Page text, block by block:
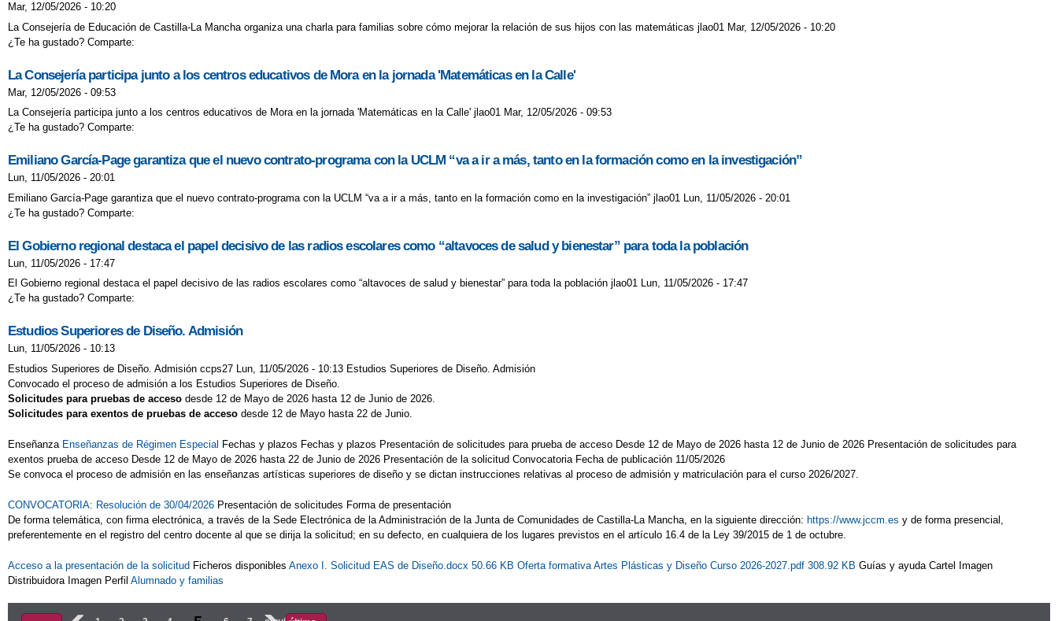
Mar, 12/05/2026 - 10:20
La Consejería de Educación de Castilla-La Mancha organiza una charla para familias sobre cómo mejorar la relación de sus hijos con las matemáticas jlao01 Mar, 12/05/2026 - 10:20
¿Te ha gustado? Comparte:
La Consejería participa junto a los centros educativos de Mora en la jornada 'Matemáticas en la Calle'
Mar, 12/05/2026 - 09:53
La Consejería participa junto a los centros educativos de Mora en la jornada 'Matemáticas en la Calle' jlao01 Mar, 12/05/2026 - 09:53
¿Te ha gustado? Comparte:
Emiliano García-Page garantiza que el nuevo contrato-programa con la UCLM “va a ir a más, tanto en la formación como en la investigación”
Lun, 11/05/2026 - 20:01
Emiliano García-Page garantiza que el nuevo contrato-programa con la UCLM “va a ir a más, tanto en la formación como en la investigación” jlao01 Lun, 11/05/2026 - 20:01
¿Te ha gustado? Comparte:
El Gobierno regional destaca el papel decisivo de las radios escolares como “altavoces de salud y bienestar” para toda la población
Lun, 11/05/2026 - 17:47
El Gobierno regional destaca el papel decisivo de las radios escolares como “altavoces de salud y bienestar” para toda la población jlao01 Lun, 11/05/2026 - 17:47
¿Te ha gustado? Comparte:
Estudios Superiores de Diseño. Admisión
Lun, 11/05/2026 - 10:13
Estudios Superiores de Diseño. Admisión ccps27 Lun, 11/05/2026 - 10:13 Estudios Superiores de Diseño. Admisión
Convocado el proceso de admisión a los Estudios Superiores de Diseño.
Solicitudes para pruebas de acceso desde 12 de Mayo de 2026 hasta 12 de Junio de 2026.
Solicitudes para exentos de pruebas de acceso desde 12 de Mayo hasta 22 de Junio.
Enseñanza Enseñanzas de Régimen Especial Fechas y plazos Fechas y plazos Presentación de solicitudes para prueba de acceso Desde 12 de Mayo de 2026 hasta 12 de Junio de 2026 Presentación de solicitudes para
exentos prueba de acceso Desde 12 de Mayo de 2026 hasta 22 de Junio de 2026 Presentación de la solicitud Convocatoria Fecha de publicación 11/05/2026
Se convoca el proceso de admisión en las enseñanzas artísticas superiores de diseño y se dictan instrucciones relativas al proceso de admisión y matriculación para el curso 2026/2027.
CONVOCATORIA: Resolución de 30/04/2026 Presentación de solicitudes Forma de presentación
De forma telemática, con firma electrónica, a través de la Sede Electrónica de la Administración de la Junta de Comunidades de Castilla-La Mancha, en la siguiente dirección: https://www.jccm.es y de forma presencial,
preferentemente en el registro del centro docente al que se dirija la solicitud; en su defecto, en cualquiera de los lugares previstos en el artículo 16.4 de la Ley 39/2015 de 1 de octubre.
Acceso a la presentación de la solicitud Ficheros disponibles Anexo I. Solicitud EAS de Diseño.docx 50.66 KB Oferta formativa Artes Plásticas y Diseño Curso 2026-2027.pdf 308.92 KB Guías y ayuda Cartel Imagen
Distribuidora Imagen Perfil Alumnado y familias